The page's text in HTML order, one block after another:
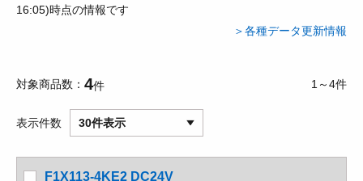
16:05)時点の情報です
＞各種データ更新情報
対象商品数 4件 1～4件
表示件数 30件表示
F1X113-4KE2 DC24V